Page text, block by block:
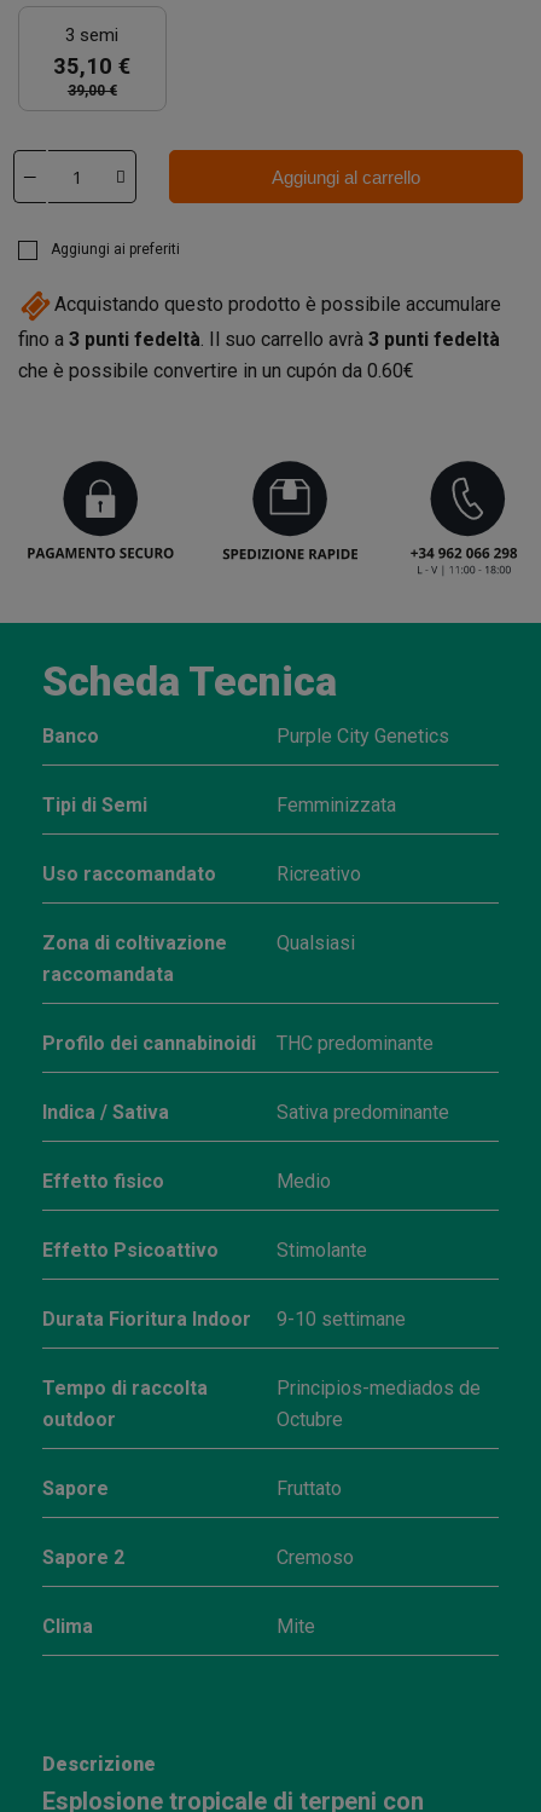
3 semi
35,10 €
39,00 €
Aggiungi al carrello
Aggiungi ai preferiti
Acquistando questo prodotto è possibile accumulare
fino a 3 punti fedeltà. Il suo carrello avrà 3 punti fedeltà
che è possibile convertire in un cupón da 0.60€
Scheda Tecnica
Banco Purple City Genetics
Tipi di Semi Femminizzata
Uso raccomandato Ricreativo
Zona di coltivazione
raccomandata
Qualsiasi
Profilo dei cannabinoidi THC predominante
Indica / Sativa Sativa predominante
Effetto fisico Medio
Effetto Psicoattivo Stimolante
Durata Fioritura Indoor 9-10 settimane
Tempo di raccolta
outdoor
Principios-mediados de
Octubre
Sapore Fruttato
Sapore 2 Cremoso
Clima Mite
Descrizione
Esplosione tropicale di terpeni con